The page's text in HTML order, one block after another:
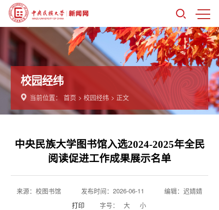
校园经纬
当前位置：首页 >校园经纬 > 正文
中央民族大学图书馆入选2024-2025年全民
阅读促进工作成果展示名单
来源：校图书馆 发布时间：2026-06-11
编辑：迟婧婧
打印
字号： 大 小